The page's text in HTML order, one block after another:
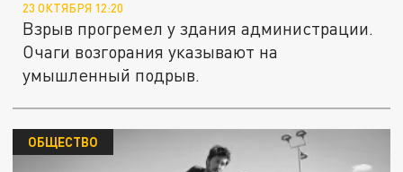
23 ОКТЯБРЯ 12:20
Взрыв прогремел у здания администрации.
Очаги возгорания указывают на
умышленный подрыв.
ОБЩЕСТВО